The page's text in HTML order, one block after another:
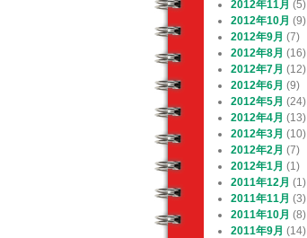
2012年11月 (5)
2012年10月 (9)
2012年9月 (7)
2012年8月 (16)
2012年7月 (12)
2012年6月 (9)
2012年5月 (24)
2012年4月 (13)
2012年3月 (10)
2012年2月 (7)
2012年1月 (1)
2011年12月 (1)
2011年11月 (3)
2011年10月 (8)
2011年9月 (14)